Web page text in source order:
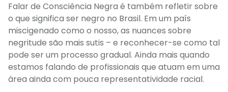
Falar de Consciência Negra é também refletir sobre
o que significa ser negro no Brasil. Em um país
miscigenado como o nosso, as nuances sobre
negritude são mais sutis – e reconhecer-se como tal
pode ser um processo gradual. Ainda mais quando
estamos falando de profissionais que atuam em uma
área ainda com pouca representatividade racial.